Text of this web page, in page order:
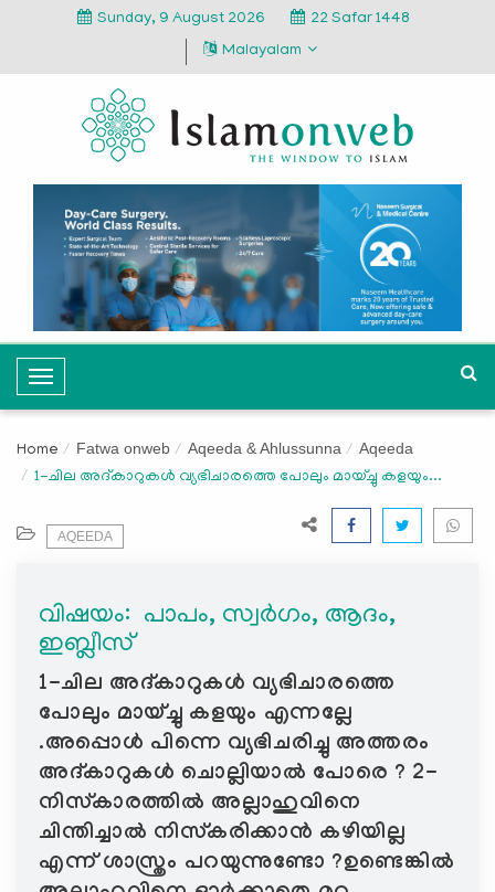
Sunday, 9 August 2026
22 Safar 1448
Malayalam
T
o
g
l
i
g
a
i
o
n
Home Fatwa onweb Aqeeda & Ahlussunna Aqeeda
1-ചില അദ്കാറുകൾ വ്യഭിചാരത്തെ പോലും മായ്ച്ചു കളയും...
AQEEDA
വിഷയം: ‍ പാപം, സ്വർഗം, ആദം,
ഇബ്ലീസ്
1-ചില അദ്കാറുകൾ വ്യഭിചാരത്തെ
പോലും മായ്ച്ചു കളയും എന്നല്ലേ
.അപ്പൊൾ പിന്നെ വ്യഭിചരിച്ചു അത്തരം
അദ്കാറുകൾ ചൊല്ലിയാൽ പോരെ ? 2-
നിസ്‌കാരത്തിൽ അല്ലാഹുവിനെ
ചിന്തിച്ചാൽ നിസ്‌കരിക്കാൻ കഴിയില്ല
എന്ന് ശാസ്ത്രം പറയുന്നുണ്ടോ ?ഉണ്ടെങ്കിൽ